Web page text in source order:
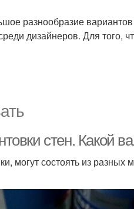
разнообразие
дизайнеров. Для того,
стен. Какой
могут состоять из